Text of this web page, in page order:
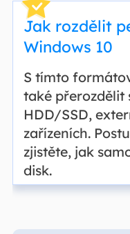
Jak rozdělit
Windows 10
S tímto
také přerozdělit
HDD/SSD,
zařízeních.
zjistěte, jak
disk.